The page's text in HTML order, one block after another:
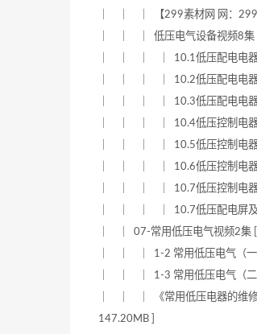
｜ ｜ ｜ 【299素材网 网：
｜ ｜ ｜ 低压电气设备视频8集
｜ ｜ ｜ ｜ 10.1低压配电电器
｜ ｜ ｜ ｜ 10.2低压配电电器
｜ ｜ ｜ ｜ 10.3低压配电电器
｜ ｜ ｜ ｜ 10.4低压控制电器
｜ ｜ ｜ ｜ 10.5低压控制电器
｜ ｜ ｜ ｜ 10.6低压控制电器
｜ ｜ ｜ ｜ 10.7低压控制电器
｜ ｜ ｜ ｜ 10.7低压配电屏及
｜ ｜ 07-常用低压电气视频2集 [
｜ ｜ ｜ 1-2 常用低压电气（一
｜ ｜ ｜ 1-3 常用低压电气（二
｜ ｜ ｜ 《常用低压电器的维修
147.20MB ]